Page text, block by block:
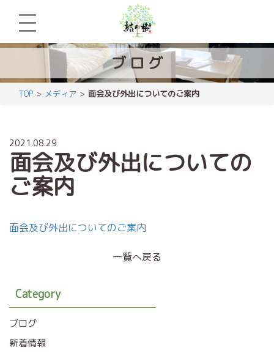
ブロ グ
TOP メディア 面会及び外出についてのご案内
2021.08.29
面会及び外出についての
ご案内
面会及び外出についてのご案内
一覧へ戻る
Category
ブログ
新着情報